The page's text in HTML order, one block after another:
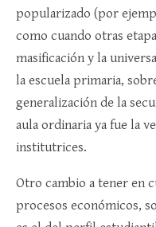
popularizado (por
como cuando otras
masificación y la
la escuela primaria,
generalización de la
aula ordinaria ya fue la
institutrices.
Otro cambio a tener en
procesos económicos,